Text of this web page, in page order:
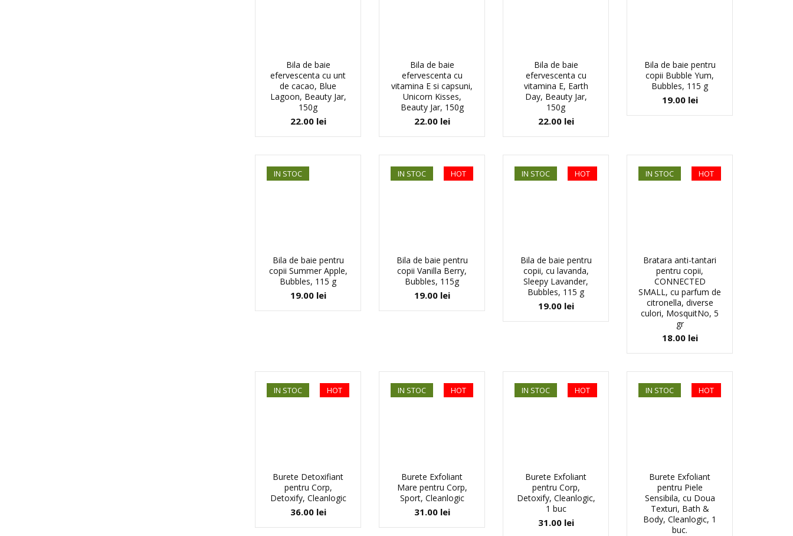
Bila de baie
efervescenta cu unt
de cacao, Blue
Lagoon, Beauty Jar,
150g
22.00 lei
Bila de baie
efervescenta cu
vitamina E si capsuni,
Unicorn Kisses,
Beauty Jar, 150g
22.00 lei
Bila de baie
efervescenta cu
vitamina E, Earth
Day, Beauty Jar,
150g
22.00 lei
Bila de baie pentru
copii Bubble Yum,
Bubbles, 115 g
19.00 lei
IN STOC
Bila de baie pentru
copii Summer Apple,
Bubbles, 115 g
19.00 lei
HOT
IN STOC
Bila de baie pentru
copii Vanilla Berry,
Bubbles, 115g
19.00 lei
HOT
IN STOC
Bila de baie pentru
copii, cu lavanda,
Sleepy Lavander,
Bubbles, 115 g
19.00 lei
HOT
IN STOC
Bratara anti-tantari
pentru copii,
CONNECTED
SMALL, cu parfum de
citronella, diverse
culori, MosquitNo, 5
gr
18.00 lei
HOT
IN STOC
Burete Detoxifiant
pentru Corp,
Detoxify, Cleanlogic
36.00 lei
HOT
IN STOC
Burete Exfoliant
Mare pentru Corp,
Sport, Cleanlogic
31.00 lei
HOT
IN STOC
Burete Exfoliant
pentru Corp,
Detoxify, Cleanlogic,
1 buc
31.00 lei
HOT
IN STOC
Burete Exfoliant
pentru Piele
Sensibila, cu Doua
Texturi, Bath &
Body, Cleanlogic, 1
buc.